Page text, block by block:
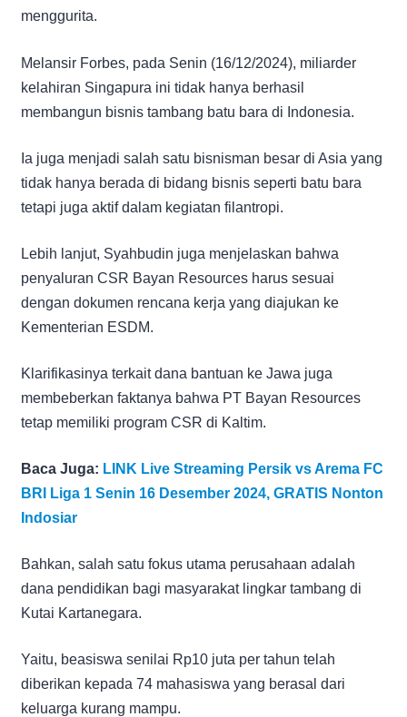
menggurita.
Melansir Forbes, pada Senin (16/12/2024), miliarder
kelahiran Singapura ini tidak hanya berhasil
membangun bisnis tambang batu bara di Indonesia.
Ia juga menjadi salah satu bisnisman besar di Asia yang
tidak hanya berada di bidang bisnis seperti batu bara
tetapi juga aktif dalam kegiatan filantropi.
Lebih lanjut, Syahbudin juga menjelaskan bahwa
penyaluran CSR Bayan Resources harus sesuai
dengan dokumen rencana kerja yang diajukan ke
Kementerian ESDM.
Klarifikasinya terkait dana bantuan ke Jawa juga
membeberkan faktanya bahwa PT Bayan Resources
tetap memiliki program CSR di Kaltim.
Baca Juga: LINK Live Streaming Persik vs Arema FC
BRI Liga 1 Senin 16 Desember 2024, GRATIS Nonton
Indosiar
Bahkan, salah satu fokus utama perusahaan adalah
dana pendidikan bagi masyarakat lingkar tambang di
Kutai Kartanegara.
Yaitu, beasiswa senilai Rp10 juta per tahun telah
diberikan kepada 74 mahasiswa yang berasal dari
keluarga kurang mampu.